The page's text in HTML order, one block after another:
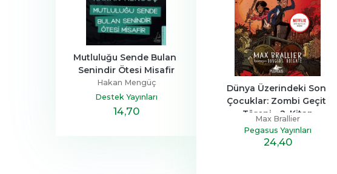
Mutluluğu Sende Bulan
Senindir Ötesi Misafir
Hakan Mengüç
Destek Yayınları
14,70
Henüz Her Şey Bitmedi
Zeus Kabadayı
Hayykitap
20 ,10
Dünya Üzerindeki Son
Çocuklar: Zombi Geçit
Töreni - 2. Kitap
Max Brallier
Pegasus Yayınları
24,40